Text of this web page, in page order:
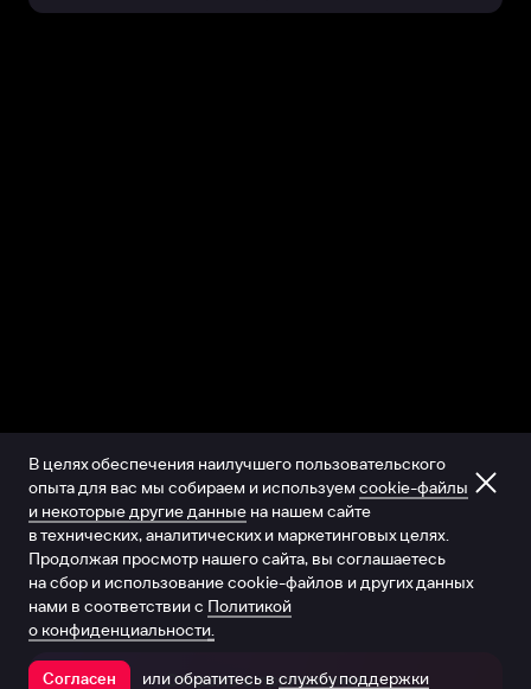
Открыть в приложении
В целях обеспечения наилучшего пользовательского
опыта для вас мы собираем и используем cookie-файлы
и некоторые другие данные на нашем сайте
в технических, аналитических и маркетинговых целях.
Продолжая просмотр нашего сайта, вы соглашаетесь
на сбор и использование cookie-файлов и других данных
нами в соответствии с Политикой
о конфиденциальности.
Согласен или обратитесь в службу поддержки